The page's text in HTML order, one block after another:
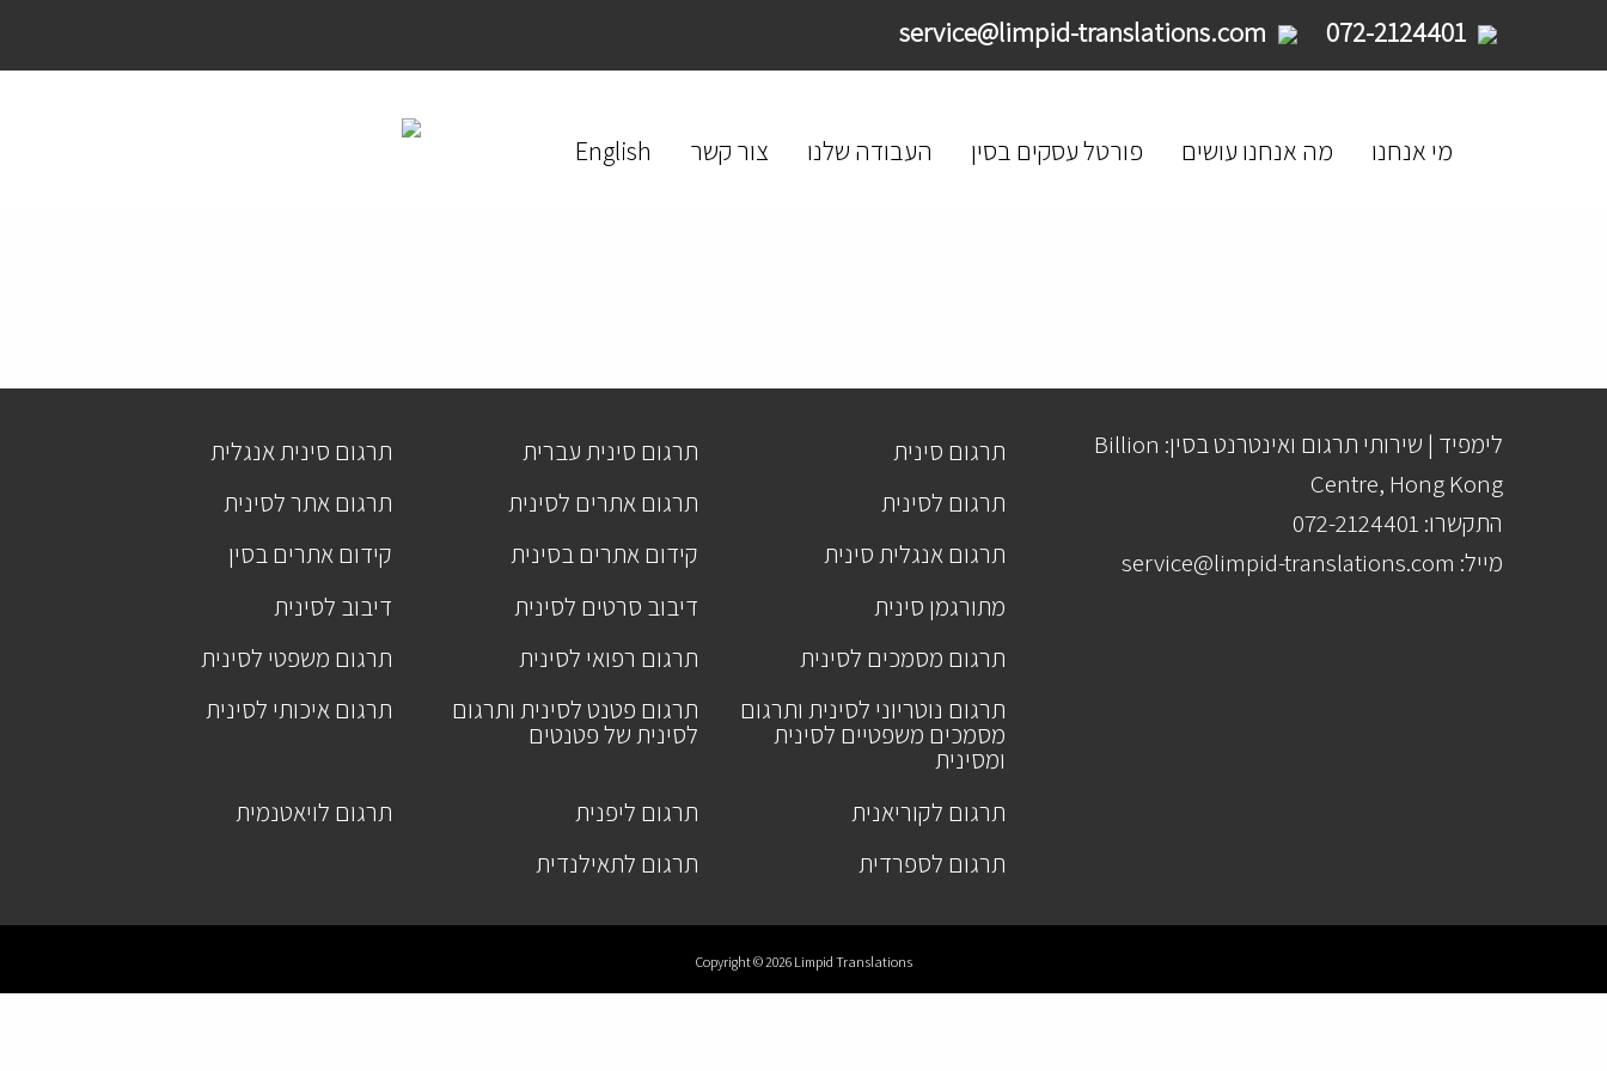
מי אנחנו מה אנחנו עושים פורטל עסקים בסין העבודה שלנו צור קשר English
לימפיד | שירותי תרגום ואינטרנט בסין: Billion
Centre, Hong Kong
התקשרו: 072-2124401
מייל: service@limpid-translations.com
תרגום סינית תרגום סינית עברית
תרגום סינית אנגלית
תרגום לסינית
תרגום אתרים לסינית
תרגום אתר לסינית
תרגום אנגלית סינית
קידום אתרים בסינית
קידום אתרים בסין
מתורגמן סינית
דיבוב סרטים לסינית
דיבוב לסינית
תרגום מסמכים לסינית
תרגום רפואי לסינית
תרגום משפטי לסינית
תרגום נוטריוני לסינית ותרגום
מסמכים משפטיים לסינית
ומסינית
תרגום פטנט לסינית ותרגום
לסינית של פטנטים
תרגום איכותי לסינית
תרגום לקוריאנית תרגום ליפנית
תרגום לויאטנמית
תרגום לספרדית
תרגום לתאילנדית
Copyright © 2026 Limpid Translations